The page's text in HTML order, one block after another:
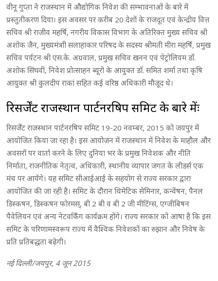
वीनू गुप्ता ने राजस्थान में औद्योगिक निवेश की सम्भावनाओं के बारे में
प्रस्तुतीकरण दिया। इस अवसर पर करीब 20 देशों के राजदूत एवं केन्द्रीय वित्त
सचिव श्री राजीव महर्षि, नगरीय विकास विभाग के अतिरिक्त मुख्य सचिव श्री
अशोक जैन, मुख्यमंत्राी सलाहाकार परिषद के सदस्य श्रीमती मीरा महर्षि, प्रमुख
सचिव पर्यटन श्री एस.के. अग्रवाल, प्रमुख सचिव खनन एवं पेट्रोलियम डाॅ.
अशोक सिंघवी, निवेश प्रोत्साहन ब्यूरो के आयुक्त डाॅ. समित शर्मा तथा कृषि
आयुक्त श्री कुलदीप राकां सहित कई वरिष्ठ अधिकारी मौजूद थे।
रिसर्जेंट राजस्थान पार्टनरषिप समिट के बारे मेंः
रिसर्जेंट राजस्थान पार्टनरषिप समिट 19-20 नवम्बर, 2015 को जयपुर में
आयोजित किया जा रहा है। इस आयोजन में राजस्थान में निवेश के माहौल और
अवसरों पर वार्ता करने के लिए दुनिया भर के प्रमुख निवेशक और नीति
निर्माता, राजनीतिक नेतृत्व, अधिकारी, स्थानीय व्यापार जगत के लीडर्स एक
मंच पर आयेंगे। यह समिट सीआईआई के सहयोग से राज्य सरकार द्वारा
आयोजित की जा रही है। समिट के दौरान थिमेटिक सेमिनार, कन्वेंषन, पैनल
डिस्कषन, डिस्कषन फोरमस्, बी 2 बी व बी 2 जी मीटिंग्स, एग्जीबिषन
पैवेलियन एवं अन्य नेटवर्किंग कार्यक्रम होंगे। राज्य सरकार को आषा है कि इस
समिट के परिणामस्वरूप राज्य में वैश्विक निवेशकों का रुझान और निवेष के
प्रति प्रतिबद्धता बढ़ेगी।
नई दिल्ली/जयपुर, 4 जून 2015